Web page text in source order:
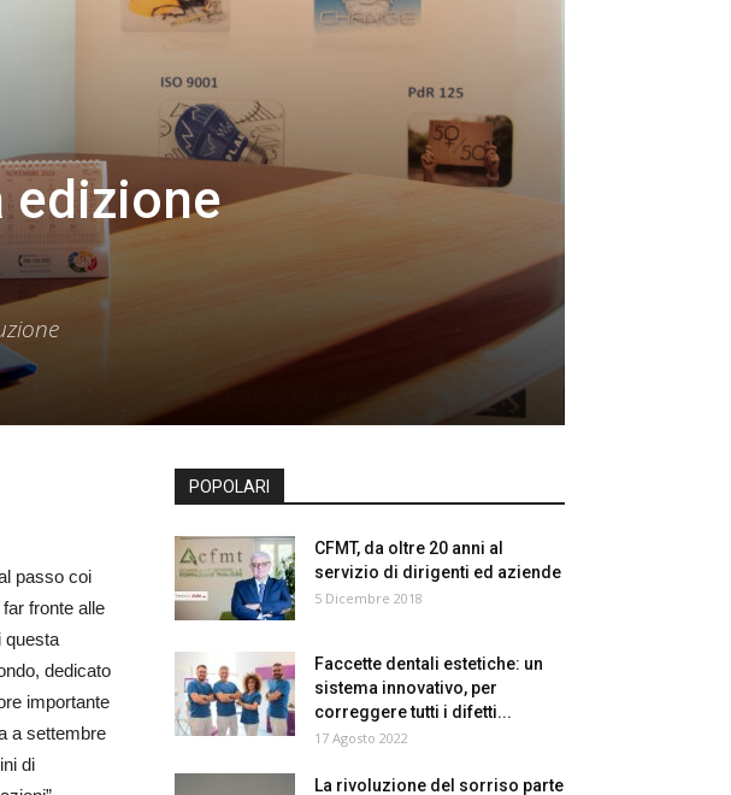
edizione
passo coi
fronte alle
questa
dedicato
importante
a settembre
di
POPOLARI
CFMT, da oltre 20 anni al
servizio di dirigenti ed aziende
5 Dicembre 2018
Faccette dentali estetiche: un
sistema innovativo, per
correggere tutti i difetti...
17 Agosto 2022
La rivoluzione del sorriso parte